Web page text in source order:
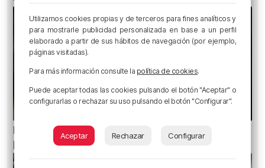
Ni gafas de sol ni radiografías: los errores que
pueden dañar la retina durante el eclipse
Utilizamos cookies propias y de terceros para fines analíticos y
para mostrarle publicidad personalizada en base a un perfil
elaborado a partir de sus hábitos de navegación (por ejemplo,
páginas visitadas).
Para más información consulte la política de cookies.
Puede aceptar todas las cookies pulsando el botón "Aceptar" o
configurarlas o rechazar su uso pulsando el botón "Configurar".
Aceptar Rechazar Configurar